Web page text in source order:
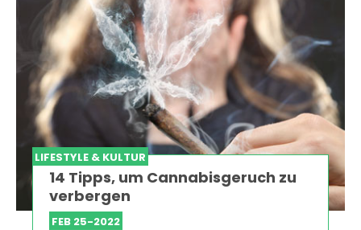
LIFESTYLE & KULTUR
14 Tipps, um Cannabisgeruch zu
verbergen
FEB 25-2022